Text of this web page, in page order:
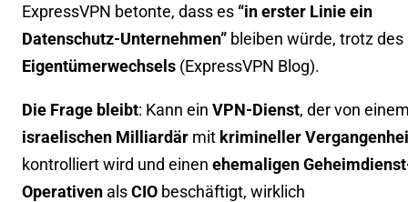
ExpressVPN betonte, dass es “in erster Linie ein
Datenschutz-Unternehmen” bleiben würde, trotz des
Eigentümerwechsels (ExpressVPN Blog).
Die Frage bleibt: Kann ein VPN-Dienst, der von
israelischen Milliardär mit krimineller
kontrolliert wird und einen ehemaligen
Operativen alsCIO beschäftigt, wirklich